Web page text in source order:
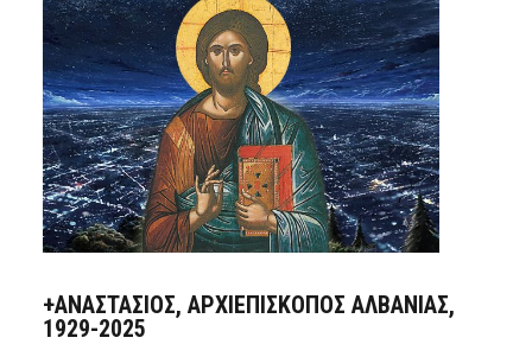
+ΑΝΑΣΤΆΣΙΟΣ, ΑΡΧΙΕΠΊΣΚΟΠΟΣ ΑΛΒΑΝΊΑΣ,
1929-2025